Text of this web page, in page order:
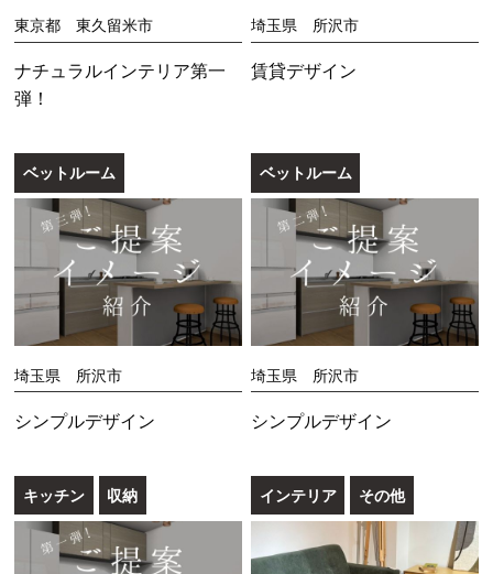
東京都 東久留米市
ナチュラルインテリア第一
弾！
埼玉県 所沢市
賃貸デザイン
ベットルーム
埼玉県 所沢市
シンプルデザイン
ベットルーム
埼玉県 所沢市
シンプルデザイン
キッチン 収納 インテリア その他